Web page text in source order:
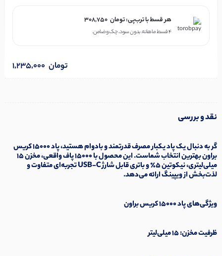
هر قسط با ترب‌پی: 308,750 تومان
۴ قسط ماهانه. بدون سود، چک و ضامن.
1,235,000 تومان
نقد و بررسی
گر به دنبال یک پاد یکبار مصرف قدرتمند و بادوام هستید، پاد ۱۵۰۰۰ کریس
براون بهترین انتخاب شماست. این محصول با ۱۵۰۰۰ پاف واقعی، مخزن ۱۵
میلی‌لیتری، نیکوتین ۵٪ و باتری قابل شارژ USB-C تجربه‌ای متفاوت و
لذت‌بخش از ویپینگ ارائه می‌دهد.
ویژگی‌های پاد ۱۵۰۰۰ کریس براون
ظرفیت مخزن: ۱۵ میلی‌لیتر